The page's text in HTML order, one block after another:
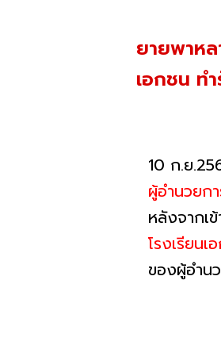
ยายพาห
เอกชน ท
10 ก.ย
ผู้อำนวยก
หลังจากเ
โรงเรียน
ของผู้อำน